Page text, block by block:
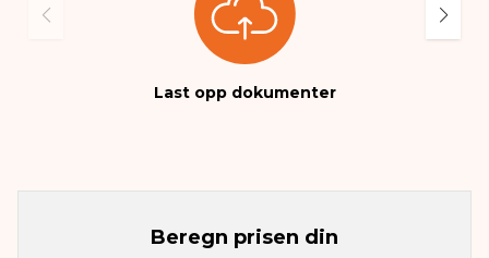
Last opp dokumenter
Beregn prisen din